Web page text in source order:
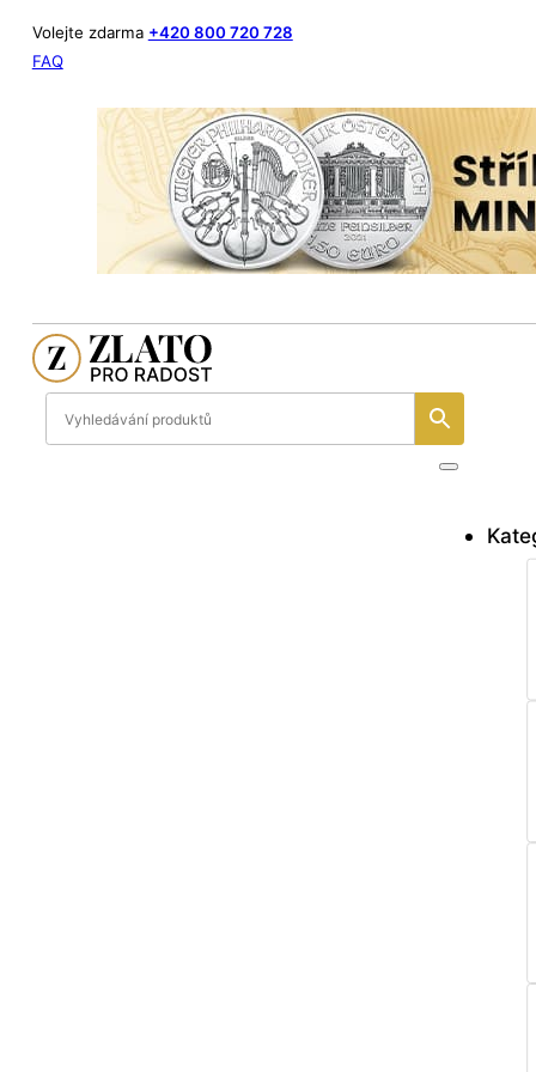
Volejte zdarma +420 800 720 728
FAQ